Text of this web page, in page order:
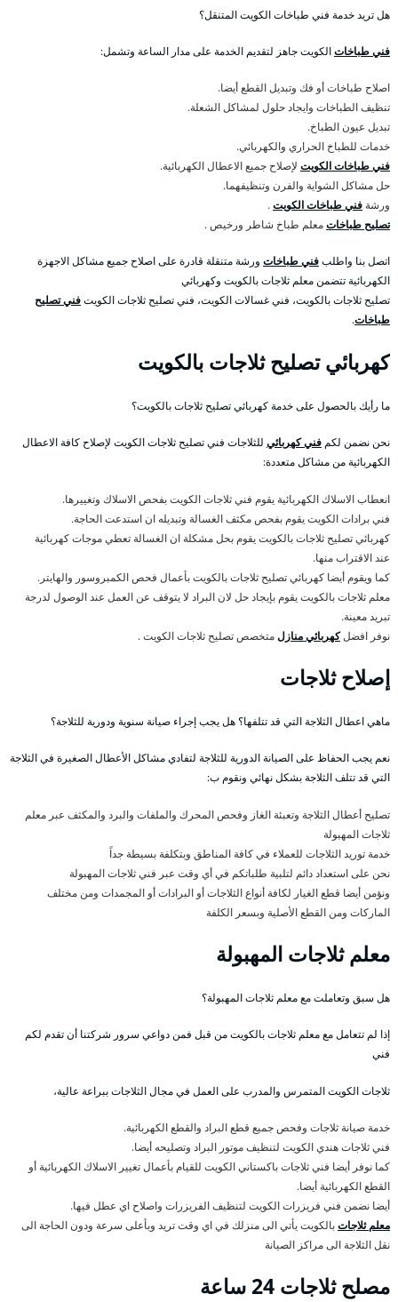
هل تريد خدمة فني طباخات الكويت المتنقل؟
فني طباخاتالكويت جاهز لتقديم الخدمة على مدار الساعة وتشمل:
اصلاح طباخات أو فك وتبديل القطع أيضا.
تنظيف الطباخات وايجاد حلول لمشاكل الشعلة.
تبديل عيون الطباخ.
خدمات للطباخ الحراري والكهربائي.
فني طباخات الكويت لإصلاح جميع الاعطال الكهربائية.
حل مشاكل الشواية والفرن وتنظيفهما.
ورشة فني طباخات الكويت.
تصليح طباخاتمعلم طباخ شاطر ورخيص .
اتصل بنا واطلبفني طباخات ورشة متنقلة قادرة على اصلاح جميع مشاكل الاجهزة
الكهربائية تتضمن معلم ثلاجات بالكويت وكهربائي
تصليح ثلاجات بالكويت، فني غسالات الكويت، فني تصليح ثلاجات الكويتفني تصليح
طباخات.
كهربائي تصليح ثلاجات بالكويت
ما رأيك بالحصول على خدمة كهربائي تصليح ثلاجات بالكويت؟
نحن نضمن لكم فني كهربائي للثلاجات فني تصليح ثلاجات الكويت لإصلاح كافة الاعطال
الكهربائية من مشاكل متعددة:
انعطاب الاسلاك الكهربائية يقوم فني ثلاجات الكويت بفحص الاسلاك وتغييرها.
فني برادات الكويت يقوم بفحص مكثف الغسالة وتبديله ان استدعت الحاجة.
كهربائي تصليح ثلاجات بالكويت يقوم بحل مشكلة ان الغسالة تعطي موجات كهربائية
عند الاقتراب منها.
كما ويقوم أيضا كهربائي تصليح ثلاجات بالكويت بأعمال فحص الكمبروسور والهايتر.
معلم ثلاجات بالكويت يقوم بإيجاد حل لان البراد لا يتوقف عن العمل عند الوصول لدرجة
تبريد معينة.
نوفر افضلكهربائي منازلمتخصص تصليح ثلاجات الكويت .
إصلاح ثلاجات
ماهي اعطال الثلاجة التي قد تتلفها؟ هل يجب إجراء صيانة سنوية ودورية للثلاجة؟
نعم يجب الحفاظ على الصيانة الدورية للثلاجة لتفادي مشاكل الأعطال الصغيرة في الثلاجة
التي قد تتلف الثلاجة بشكل نهائي ونقوم ب:
تصليح أعطال الثلاجة وتعبئة الغاز وفحص المحرك والملفات والبرد والمكثف عبر معلم
ثلاجات المهبولة
خدمة توريد الثلاجات للعملاء في كافة المناطق وبتكلفة بسيطة جداً
نحن على استعداد دائم لتلبية طلباتكم في أي وقت عبر فني ثلاجات المهبولة
ونؤمن أيضا قطع الغيار لكافة أنواع الثلاجات أو البرادات أو المجمدات ومن مختلف
الماركات ومن القطع الأصلية وبسعر الكلفة
معلم ثلاجات المهبولة
هل سبق وتعاملت مع معلم ثلاجات المهبولة؟
إذا لم تتعامل مع معلم ثلاجات بالكويت من قبل فمن دواعي سرور شركتنا أن تقدم لكم
فني
ثلاجات الكويت المتمرس والمدرب على العمل في مجال الثلاجات ببراعة عالية،
خدمة صيانة ثلاجات وفحص جميع قطع البراد والقطع الكهربائية.
فني ثلاجات هندي الكويت لتنظيف موتور البراد وتصليحه أيضا.
كما نوفر أيضا فني ثلاجات باكستاني الكويت للقيام بأعمال تغيير الاسلاك الكهربائية أو
القطع الكهربائية أيضا.
أيضا نضمن فني فريزرات الكويت لتنظيف الفريزرات واصلاح اي عطل فيها.
معلم ثلاجاتبالكويت يأتي الى منزلك في اي وقت تريد وبأعلى سرعة ودون الحاجة الى
نقل الثلاجة الى مراكز الصيانة
مصلح ثلاجات 24 ساعة